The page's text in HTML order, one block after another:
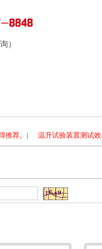
）
|
。 温升试验装置测试效果好